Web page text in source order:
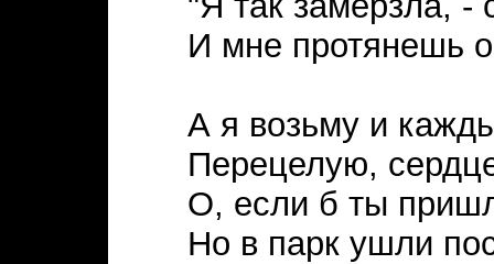
И мне протянешь
А я возьму и
Перецелую,
О, если б ты
Но в парк ушли